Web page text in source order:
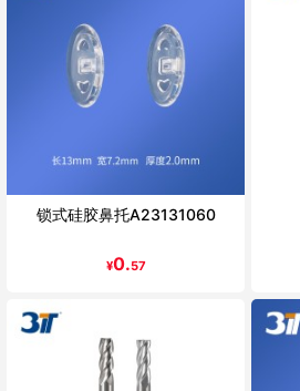
锁式硅胶鼻托A23131060
¥0.57